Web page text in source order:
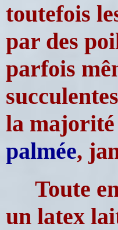
toutefois
par des
parfois
la majorité
palmée,
Toute
un latex